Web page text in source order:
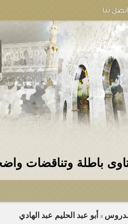
اتصل بنا
باطلة وتناقضات
» أبو عبد الحليم عبد الهادي